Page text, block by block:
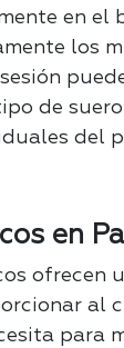
en el
los
de
del
en
ofrecen
al
para